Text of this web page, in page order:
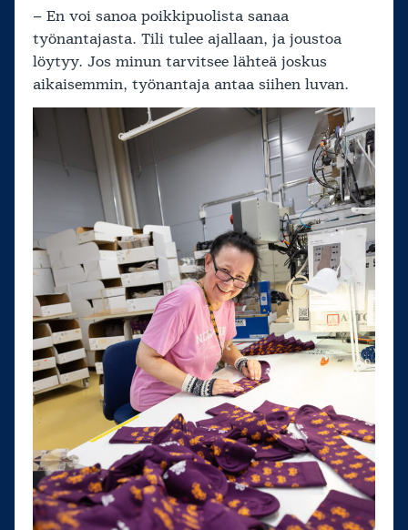
– En voi sanoa poikkipuolista sanaa
työnantajasta. Tili tulee ajallaan, ja joustoa
löytyy. Jos minun tarvitsee lähteä joskus
aikaisemmin, työnantaja antaa siihen luvan.